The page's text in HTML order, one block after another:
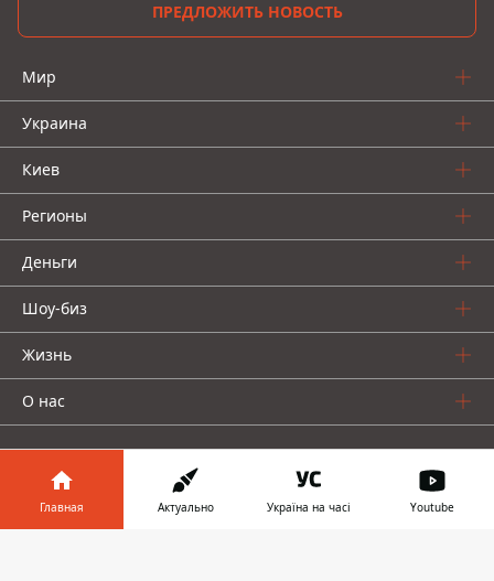
ПРЕДЛОЖИТЬ НОВОСТЬ
Мир
Украина
Киев
Регионы
Деньги
Шоу-биз
Жизнь
О нас
Главная Актуально Україна на часі Youtube